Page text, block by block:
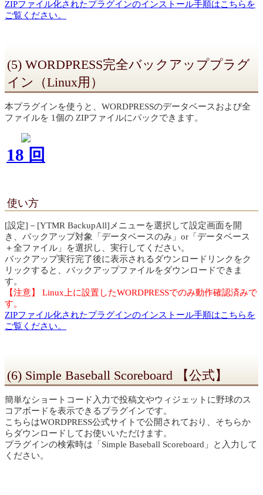
ZIPファイル化されたプラグインのインストール手順はこちらを
ご覧ください。
(5) WORDPRESS完全バックアッププラグ
イン（Linux用）
本プラグインを使うと、WORDPRESSのデータベースおよび全
ファイルを 1個の ZIPファイルにパックできます。
18 回
使い方
[設定]－[YTMR BackupAll]メニューを選択して設定画面を開
き、バックアップ対象「データベースのみ」or「データベース
＋全ファイル」を選択し、実行してください。
バックアップ実行完了後に表示されるダウンロードリンクをク
リックすると、バックアップファイルをダウンロードできま
す。
【注意】 Linux上に設置したWORDPRESSでのみ動作確認済みで
す。
ZIPファイル化されたプラグインのインストール手順はこちらを
ご覧ください。
(6) Simple Baseball Scoreboard 【公式】
簡単なショートコード入力で投稿文やウィジェットに野球のス
コアボードを表示できるプラグインです。
こちらはWORDPRESS公式サイトで公開されており、そちらか
らダウンロードしてお使いいただけます。
プラグインの検索時は「Simple Baseball Scoreboard」と入力して
ください。